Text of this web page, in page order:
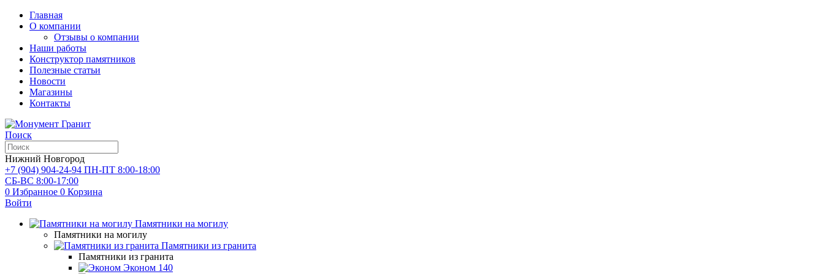
Главная
О компании
Отзывы о компании
Наши работы
Конструктор памятников
Полезные статьи
Новости
Магазины
Контакты
Поиск
Нижний Новгород
+7 (904) 904-24-94 ПН-ПТ 8:00-18:00
СБ-ВС 8:00-17:00
0 Избранное 0 Корзина
Войти
Памятники на могилу
Памятники на могилу
Памятники из гранита
Памятники из гранита
Эконом 140